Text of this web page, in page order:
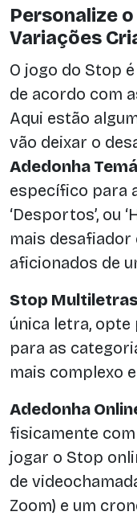
Personalize
Variações
O jogo do Stop
de acordo com
Aqui estão
vão deixar o
Adedonha
específico para
‘Desportos’, ou
mais
aficionados de
Stop
única letra,
para as
mais complexo
Adedonha
fisicamente
jogar o Stop
de
Zoom) e um